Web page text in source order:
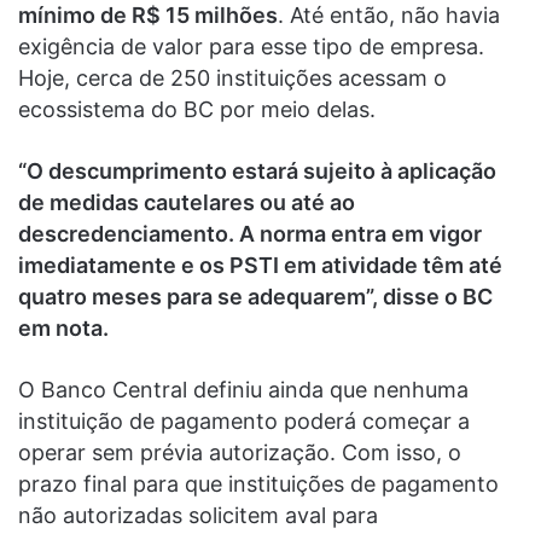
mínimo de R$ 15 milhões. Até então, não havia
exigência de valor para esse tipo de empresa.
Hoje, cerca de 250 instituições acessam o
ecossistema do BC por meio delas.
“O descumprimento estará sujeito à aplicação
de medidas cautelares ou até ao
descredenciamento. A norma entra em vigor
imediatamente e os PSTI em atividade têm até
quatro meses para se adequarem”, disse o BC
em nota.
O Banco Central definiu ainda que nenhuma
instituição de pagamento poderá começar a
operar sem prévia autorização. Com isso, o
prazo final para que instituições de pagamento
não autorizadas solicitem aval para